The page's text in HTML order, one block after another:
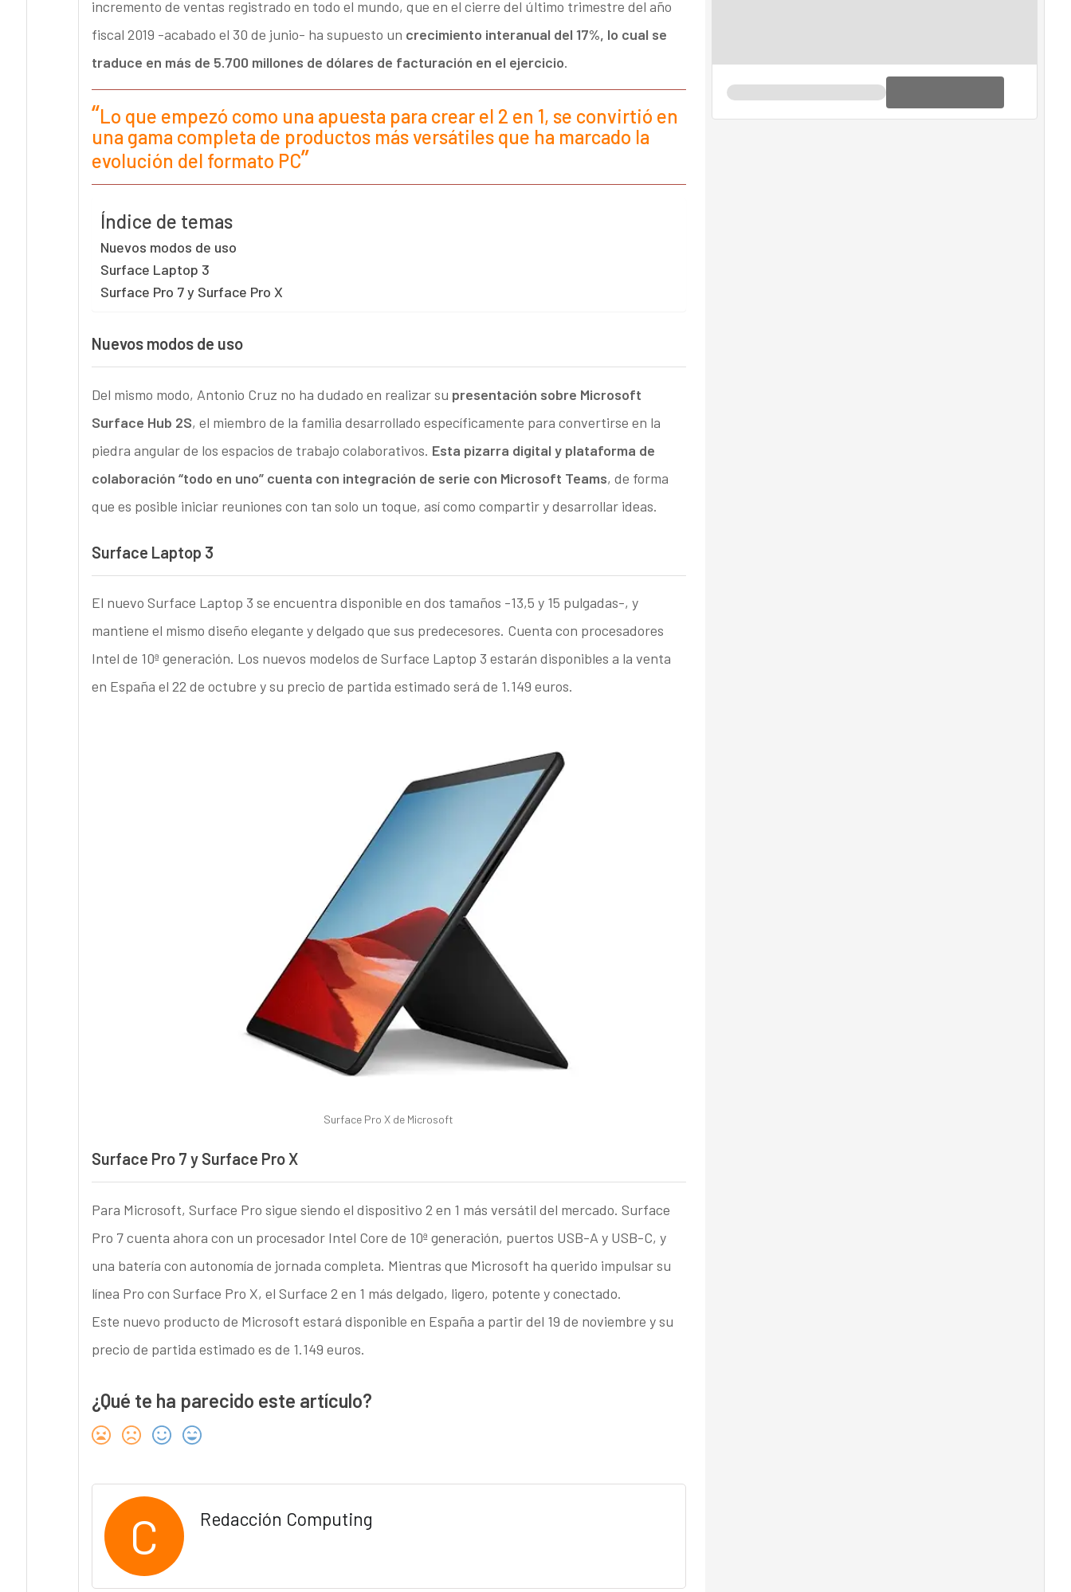
incremento de ventas registrado en todo el mundo, que en el cierre del último trimestre del año
fiscal 2019 -acabado el 30 de junio- ha supuesto un crecimiento interanual del 17%, lo cual se
traduce en más de 5.700 millones de dólares de facturación en el ejercicio.
Lo que empezó como una apuesta para crear el 2 en 1, se convirtió en
una gama completa de productos más versátiles que ha marcado la
evolución del formato PC
Índice de temas
Nuevos modos de uso
Surface Laptop 3
Surface Pro 7 y Surface Pro X
Nuevos modos de uso
Del mismo modo, Antonio Cruz no ha dudado en realizar su presentación sobre Microsoft
Surface Hub 2S, el miembro de la familia desarrollado específicamente para convertirse en la
piedra angular de los espacios de trabajo colaborativos. Esta pizarra digital y plataforma de
colaboración “todo en uno” cuenta con integración de serie con Microsoft Teams, de forma
que es posible iniciar reuniones con tan solo un toque, así como compartir y desarrollar ideas.
Surface Laptop 3
El nuevo Surface Laptop 3 se encuentra disponible en dos tamaños -13,5 y 15 pulgadas-, y
mantiene el mismo diseño elegante y delgado que sus predecesores. Cuenta con procesadores
Intel de 10ª generación. Los nuevos modelos de Surface Laptop 3 estarán disponibles a la venta
en España el 22 de octubre y su precio de partida estimado será de 1.149 euros.
Surface Pro X de Microsoft
Surface Pro 7 y Surface Pro X
Para Microsoft, Surface Pro sigue siendo el dispositivo 2 en 1 más versátil del mercado. Surface
Pro 7 cuenta ahora con un procesador Intel Core de 10ª generación, puertos USB-A y USB-C, y
una batería con autonomía de jornada completa. Mientras que Microsoft ha querido impulsar su
línea Pro con Surface Pro X, el Surface 2 en 1 más delgado, ligero, potente y conectado.
Este nuevo producto de Microsoft estará disponible en España a partir del 19 de noviembre y su
precio de partida estimado es de 1.149 euros.
¿Qué te ha parecido este artículo?
C Redacción Computing